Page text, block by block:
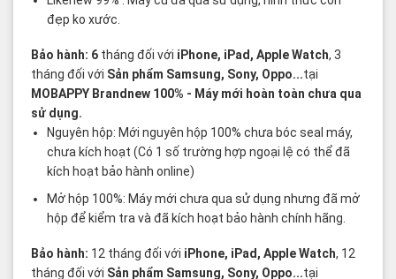
đẹp ko xước.
Bảo hành: 6 tháng đối với iPhone, iPad, Apple Watch, 3
tháng đối với Sản phẩm Samsung, Sony, Oppo...tại
MOBAPPY Brandnew 100% - Máy mới hoàn toàn chưa qua
sử dụng.
Nguyên hộp: Mới nguyên hộp 100% chưa bóc seal máy,
chưa kích hoạt (Có 1 số trường hợp ngoại lệ có thể đã
kích hoạt bảo hành online)
Mở hộp 100%: Máy mới chưa qua sử dụng nhưng đã mở
hộp để kiểm tra và đã kích hoạt bảo hành chính hãng.
Bảo hành: 12 tháng đối với iPhone, iPad, Apple Watch, 12
tháng đối với Sản phẩm Samsung, Sony, Oppo...tại